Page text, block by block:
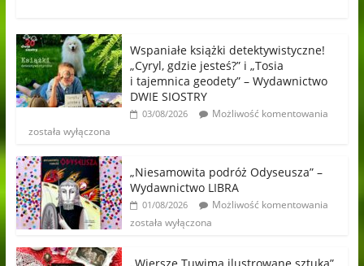
Wspaniałe książki detektywistyczne!
„Cyryl, gdzie jesteś?” i „Tosia
i tajemnica geodety” – Wydawnictwo
DWIE SIOSTRY
03/08/2026
Możliwość komentowania
została wyłączona
„Niesamowita podróż Odyseusza” –
Wydawnictwo LIBRA
01/08/2026
Możliwość komentowania
została wyłączona
„Wiersze Tuwima ilustrowane sztuką”